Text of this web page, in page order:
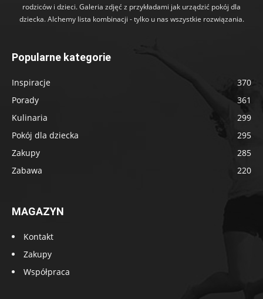
rodziców i dzieci. Galeria zdjęć z przykładami jak urządzić pokój dla
dziecka. Alchemy lista kombinacji - tylko u nas wszystkie rozwiązania.
Popularne kategorie
Inspiracje
370
Porady
361
Kulinaria
299
Pokój dla dziecka
295
Zakupy
285
Zabawa
220
MAGAZYN
Kontakt
Zakupy
Współpraca